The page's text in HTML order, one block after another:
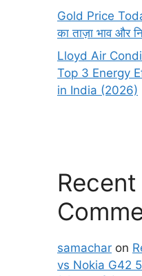
Gold Price
का ताज़ा भाव और
Lloyd Air
Top 3 Energy
in India (2026)
Recent
samachar on
vs Nokia G42